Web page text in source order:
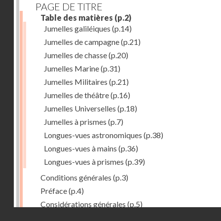
PAGE DE TITRE
Table des matières (p.2)
Jumelles galiléiques (p.14)
Jumelles de campagne(p.21)
Jumelles de chasse(p.20)
Jumelles Marine(p.31)
Jumelles Militaires (p.21)
Jumelles de théâtre(p.16)
Jumelles Universelles (p.18)
Jumelles à prismes (p.7)
Longues-vues astronomiques (p.38)
Longues-vues à mains (p.36)
Longues-vues à prismes (p.39)
Conditions générales (p.3)
Préface(p.4)
Considérations générales (p.5)